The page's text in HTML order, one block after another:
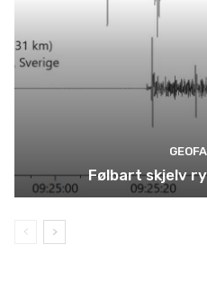
Følbart skjelv